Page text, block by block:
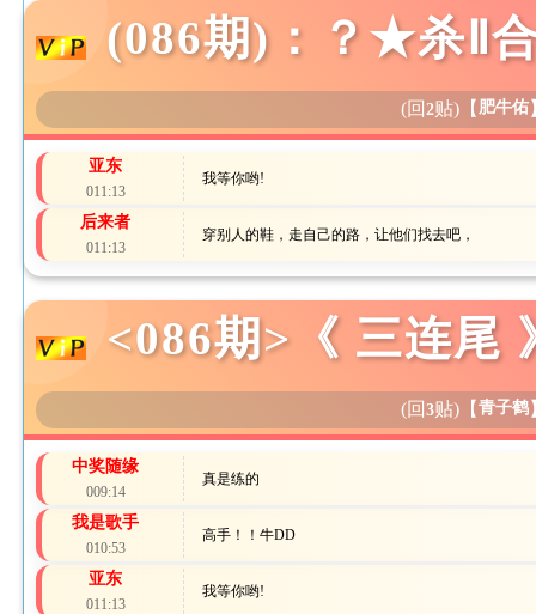
(086期)：？★杀Ⅱ
(回 2贴)【 肥牛佑
亚东
011:13
我等你哟!
后来者
011:13
穿别人的鞋，走自己的路，让他们找去吧，
<086期>《 三连尾
(回 3贴)【 青子鹤
中奖随缘
009:14
真是练的
我是歌手
010:53
高手！！牛DD
亚东
011:13
我等你哟!